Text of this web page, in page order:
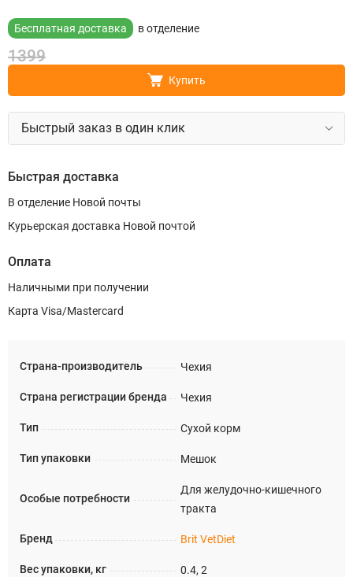
Бесплатная доставка в отделение
1399
Купить
Быстрый заказ в один клик
Быстрая доставка
В отделение Новой почты
Курьерская доставка Новой почтой
Оплата
Наличными при получении
Карта Visa/Mastercard
Страна-производитель Чехия
Страна регистрации бренда Чехия
Тип Сухой корм
Тип упаковки Мешок
Особые потребности
Для желудочно-кишечного
тракта
Бренд Brit VetDiet
Вес упаковки, кг 0.4, 2